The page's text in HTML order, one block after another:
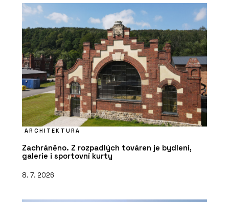
ARCHITEKTURA
Zachráněno. Z rozpadlých továren je bydlení,
galerie i sportovní kurty
8. 7. 2026